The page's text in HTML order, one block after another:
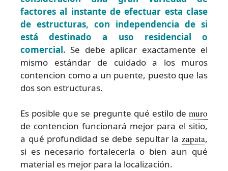
factores al instante de efectuar esta clase
de estructuras, con independencia de si
está destinado a uso residencial o
comercial. Se debe aplicar exactamente el
mismo estándar de cuidado a los muros
contencion como a un puente, puesto que las
dos son estructuras.
Es posible que se pregunte qué estilo de muro
de contencion funcionará mejor para el sitio,
a qué profundidad se debe sepultar la zapata,
si es necesario fortalecerla o bien aun qué
material es mejor para la localización.